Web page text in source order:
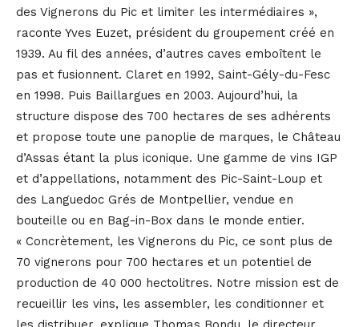
des Vignerons du Pic et limiter les intermédiaires »,
raconte Yves Euzet, président du groupement créé en
1939. Au fil des années, d’autres caves emboîtent le
pas et fusionnent. Claret en 1992, Saint-Gély-du-Fesc
en 1998. Puis Baillargues en 2003. Aujourd’hui, la
structure dispose des 700 hectares de ses adhérents
et propose toute une panoplie de marques, le Château
d’Assas étant la plus iconique. Une gamme de vins IGP
et d’appellations, notamment des Pic-Saint-Loup et
des Languedoc Grés de Montpellier, vendue en
bouteille ou en Bag-in-Box dans le monde entier.
« Concrètement, les Vignerons du Pic, ce sont plus de
70 vignerons pour 700 hectares et un potentiel de
production de 40 000 hectolitres. Notre mission est de
recueillir les vins, les assembler, les conditionner et